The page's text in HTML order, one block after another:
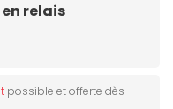
relais
possible et offerte dès